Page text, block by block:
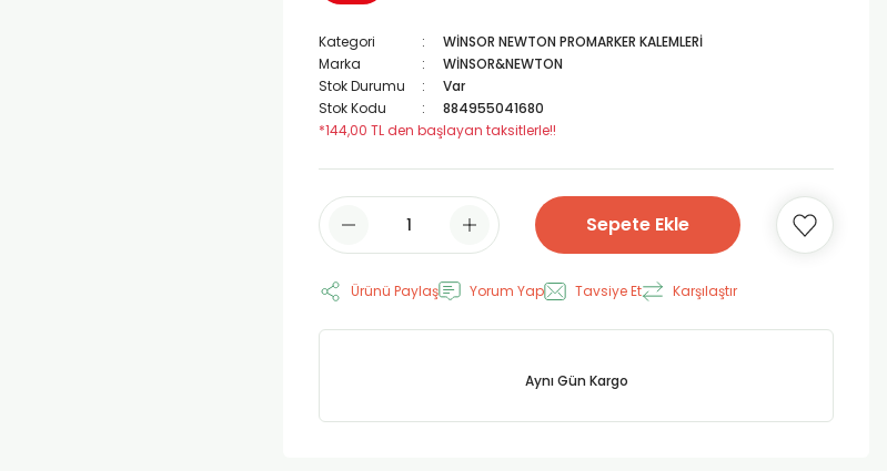
Kategori
WİNSOR NEWTON PROMARKER KALEMLERİ
Marka
WİNSOR&NEWTON
Stok Durumu
Var
Stok Kodu
884955041680
*144,00 TL den başlayan taksitlerle!!
Sepete Ekle
Ürünü Paylaş Yorum Yap Tavsiye Et Karşılaştır
Aynı Gün Kargo